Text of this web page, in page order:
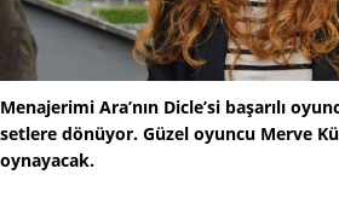
Menajerimi Ara’nın Dicle’si başarılı
setlere dönüyor. Güzel oyuncu Merve
oynayacak.